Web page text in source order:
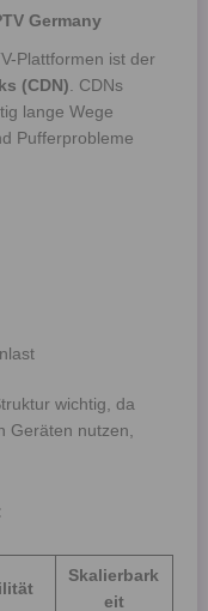
Germany
Plattformen ist der
(CDN) . CDNs
lange Wege
Pufferprobleme
wichtig, da
Geräten nutzen,
Skalierbark
eit